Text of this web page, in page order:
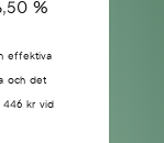
%
effektiva
och det
446 kr vid